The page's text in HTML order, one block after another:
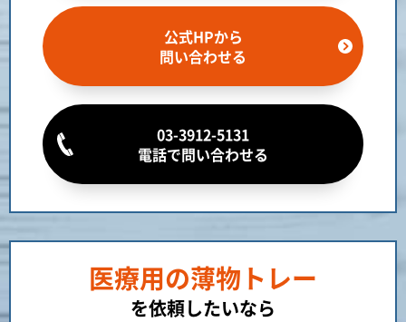
公式HPから
問い合わせる
03-3912-5131
電話で問い合わせる
医療用の薄物トレー
を依頼したいなら